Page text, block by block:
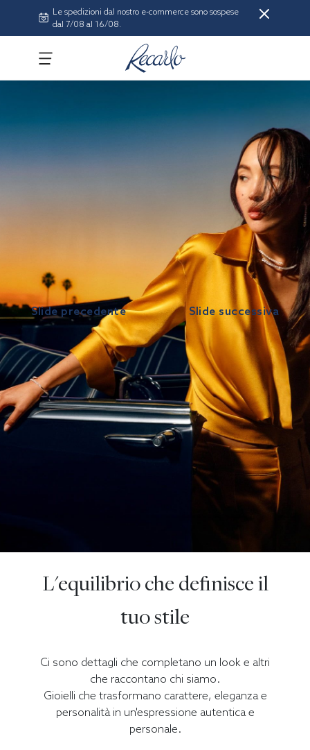
Le spedizioni dal nostro e-commerce sono sospese
dal 7/08 al 16/08.
Slide precedente Slide successiva
L'equilibrio che definisce il
tuo stile
Ci sono dettagli che completano un look e altri
che raccontano chi siamo.
Gioielli che trasformano carattere, eleganza e
personalità in un'espressione autentica e
personale.